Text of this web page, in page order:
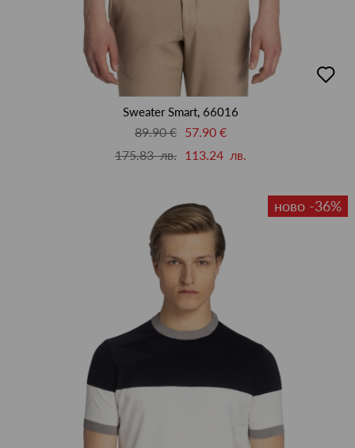
в
Sweater Smart, 66016
89.90 € 57.90 €
175.83 лв. 113.24 лв.
ново -36%